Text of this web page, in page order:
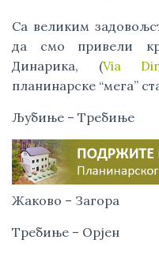
Са великим
да смо привели
Динарика, (Via
планинарске “мега”
Љубиње – Требиње
Жаково – Загора
Требиње – Орјен